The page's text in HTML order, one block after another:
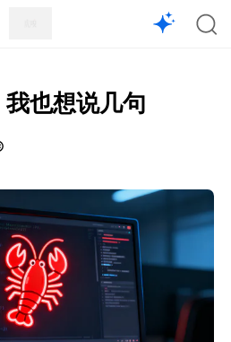
我也想说几句